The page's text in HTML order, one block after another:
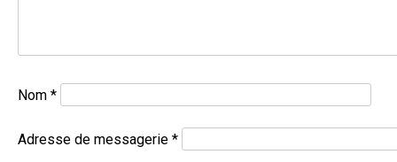
Nom *
Adresse de messagerie *